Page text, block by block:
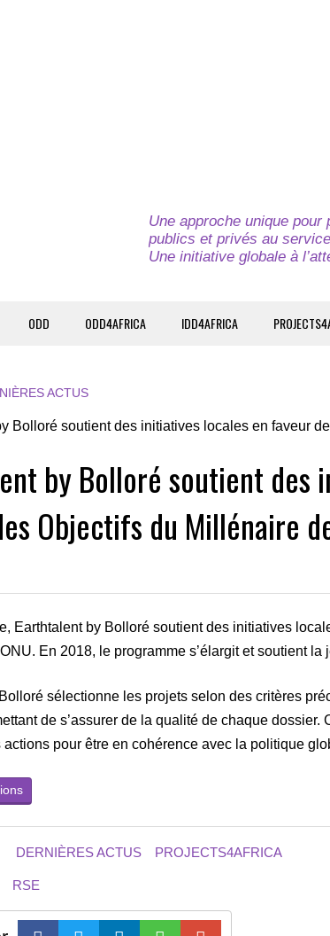
Une approche unique
publics et privés au
Une initiative globale à
ODD ODD4AFRICA IDD4AFRICA
ACTUS
by Bolloré soutient des
Objectifs du Millénaire
Earthtalent by Bolloré soutient des initiatives
En 2018, le programme s’élargit et soutient la
sélectionne les projets selon des critères
de s’assurer de la qualité de chaque dossier.
pour être en cohérence avec la politique
DERNIÈRES ACTUS PROJECTS4AFRICA
RSE